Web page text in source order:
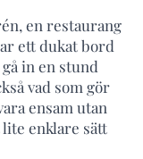
en restaurang
ett dukat bord
in en stund
vad som gör
ensam utan
enklare sätt